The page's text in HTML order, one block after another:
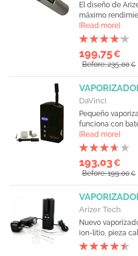
El diseño de
máximo
[Read more]
199,75€
Before: 235,00€
DaVinci
Pequeño
funciona con
[Read more]
193,03€
Before: 199,00€
Arizer Tech
Nuevo
ion-litio, pieza